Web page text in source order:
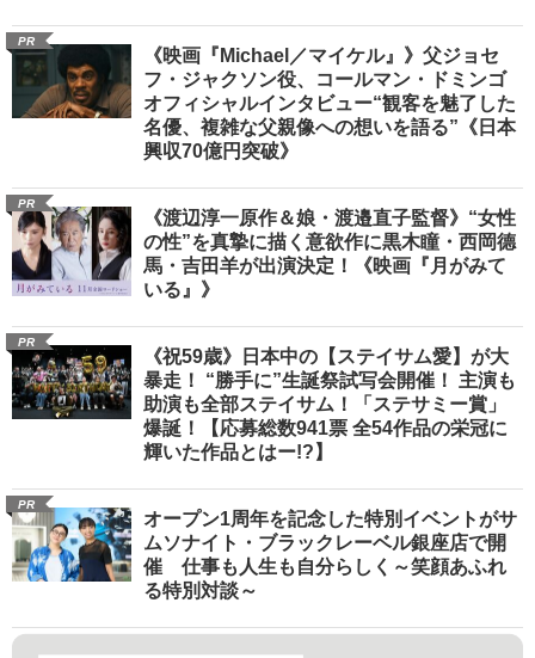
PR
《映画『Michael／マイケル』》父ジョセ
フ・ジャクソン役、コールマン・ドミンゴ
オフィシャルインタビュー“観客を魅了した
名優、複雑な父親像への想いを語る”《日本
興収70億円突破》
PR
《渡辺淳一原作＆娘・渡邉直子監督》“女性
の性”を真摯に描く意欲作に黒木瞳・西岡德
馬・吉田羊が出演決定！《映画『月がみて
いる』》
PR
《祝59歳》日本中の【ステイサム愛】が大
暴走！ “勝手に”生誕祭試写会開催！ 主演も
助演も全部ステイサム！「ステサミー賞」
爆誕！【応募総数941票 全54作品の栄冠に
輝いた作品とはー!?】
PR
オープン1周年を記念した特別イベントがサ
ムソナイト・ブラックレーベル銀座店で開
催 仕事も人生も自分らしく～笑顔あふれ
る特別対談～